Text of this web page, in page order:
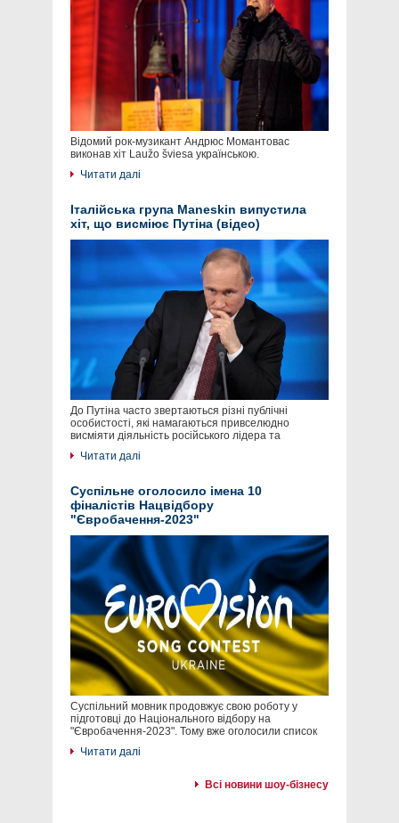
Відомий рок-музикант Андрюс Момантовас
виконав хіт Laužo šviesa українською.
Читати далі
Італійська група Maneskin випустила
хіт, що висміює Путіна (відео)
До Путіна часто звертаються різні публічні
особистості, які намагаються привселюдно
висміяти діяльність російського лідера та
Читати далі
Суспільне оголосило імена 10
фіналістів Нацвідбору
"Євробачення-2023"
Суспільний мовник продовжує свою роботу у
підготовці до Національного відбору на
"Євробачення-2023". Тому вже оголосили список
Читати далі
Всі новини шоу-бізнесу